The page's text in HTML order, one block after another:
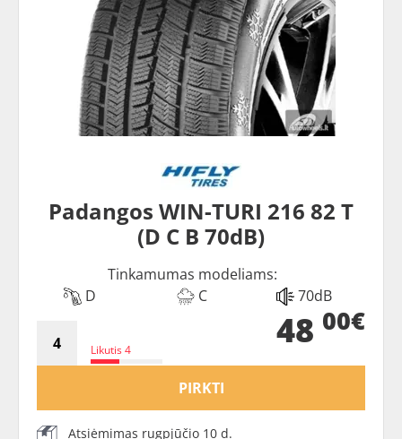
Padangos WIN-TURI 216 82 T
(D C B 70dB)
Tinkamumas modeliams:
D
C 70dB
Likutis 4 48 00€
PIRKTI
Atsiėmimas rugpjūčio 10 d.